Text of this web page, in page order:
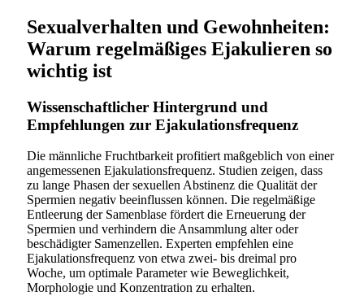
Sexualverhalten und Gewohnheiten:
Warum regelmäßiges Ejakulieren so
wichtig ist
Wissenschaftlicher Hintergrund und
Empfehlungen zur Ejakulationsfrequenz
Die männliche Fruchtbarkeit profitiert maßgeblich von einer
angemessenen Ejakulationsfrequenz. Studien zeigen, dass
zu lange Phasen der sexuellen Abstinenz die Qualität der
Spermien negativ beeinflussen können. Die regelmäßige
Entleerung der Samenblase fördert die Erneuerung der
Spermien und verhindern die Ansammlung alter oder
beschädigter Samenzellen. Experten empfehlen eine
Ejakulationsfrequenz von etwa zwei- bis dreimal pro
Woche, um optimale Parameter wie Beweglichkeit,
Morphologie und Konzentration zu erhalten.